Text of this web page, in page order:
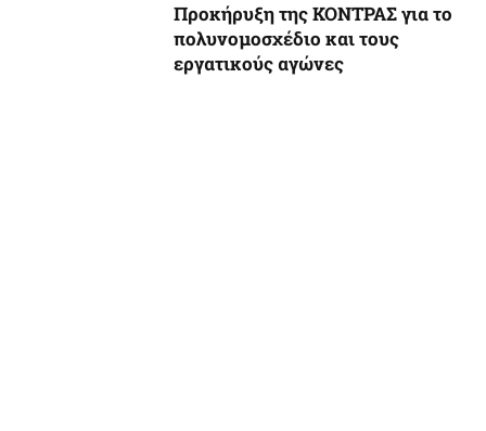
Προκήρυξη της ΚΟΝΤΡΑΣ για το
πολυνομοσχέδιο και τους
εργατικούς αγώνες